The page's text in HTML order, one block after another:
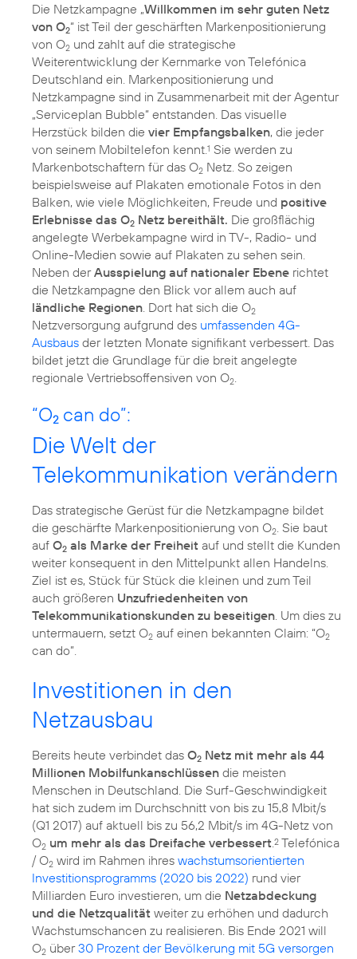
Die Netzkampagne „Willkommen im sehr guten Netz
von O2“ ist Teil der geschärften Markenpositionierung
von O2 und zahlt auf die strategische
Weiterentwicklung der Kernmarke von Telefónica
Deutschland ein. Markenpositionierung und
Netzkampagne sind in Zusammenarbeit mit der Agentur
„Serviceplan Bubble“ entstanden. Das visuelle
Herzstück bilden die vier Empfangsbalken, die jeder
von seinem Mobiltelefon kennt.1 Sie werden zu
Markenbotschaftern für das O2 Netz. So zeigen
beispielsweise auf Plakaten emotionale Fotos in den
Balken, wie viele Möglichkeiten, Freude und positive
Erlebnisse das O2 Netz bereithält. Die großflächig
angelegte Werbekampagne wird in TV-, Radio- und
Online-Medien sowie auf Plakaten zu sehen sein.
Neben derAusspielung auf nationaler Ebene richtet
die Netzkampagne den Blick vor allem auch auf
ländliche Regionen. Dort hat sich die O2
Netzversorgung aufgrund des umfassenden 4G-
Ausbaus der letzten Monate signifikant verbessert. Das
bildet jetzt die Grundlage für die breit angelegte
regionale Vertriebsoffensiven von O2.
“O2 can do”:
Die Welt der
Telekommunikation verändern
Das strategische Gerüst für die Netzkampagne bildet
die geschärfte Markenpositionierung von O2. Sie baut
auf O2 als Marke der Freiheit auf und stellt die Kunden
weiter konsequent in den Mittelpunkt allen Handelns.
Ziel ist es, Stück für Stück die kleinen und zum Teil
auch größeren Unzufriedenheiten von
Telekommunikationskunden zu beseitigen. Um dies zu
untermauern, setzt O2 auf einen bekannten Claim: “O2
can do”.
Investitionen in den
Netzausbau
Bereits heute verbindet das O2 Netz mit mehr als 44
Millionen Mobilfunkanschlüssen die meisten
Menschen in Deutschland. Die Surf-Geschwindigkeit
hat sich zudem im Durchschnitt von bis zu 15,8 Mbit/s
(Q1 2017) auf aktuell bis zu 56,2 Mbit/s im 4G-Netz von
O2 um mehr als das Dreifache verbessert.2 Telefónica
/ O2 wird im Rahmen ihres wachstumsorientierten
Investitionsprogramms (2020 bis 2022) rund vier
Milliarden Euro investieren, um die Netzabdeckung
und die Netzqualität weiter zu erhöhen und dadurch
Wachstumschancen zu realisieren. Bis Ende 2021 will
O2 über30 Prozent der Bevölkerung mit 5G versorgen